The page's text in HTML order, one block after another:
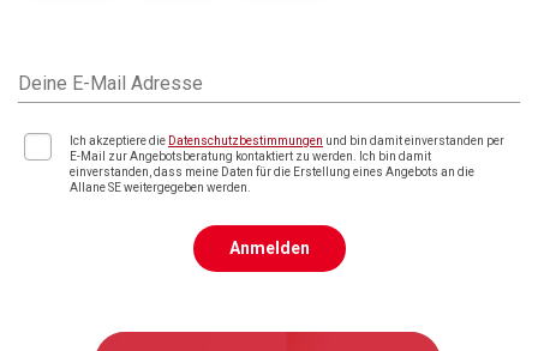
Deine E-Mail Adresse
Ich akzeptiere die Datenschutzbestimmungen und bin damit einverstanden per
E-Mail zur Angebotsberatung kontaktiert zu werden. Ich bin damit
einverstanden, dass meine Daten für die Erstellung eines Angebots an die
Allane SE weitergegeben werden.
Anmelden